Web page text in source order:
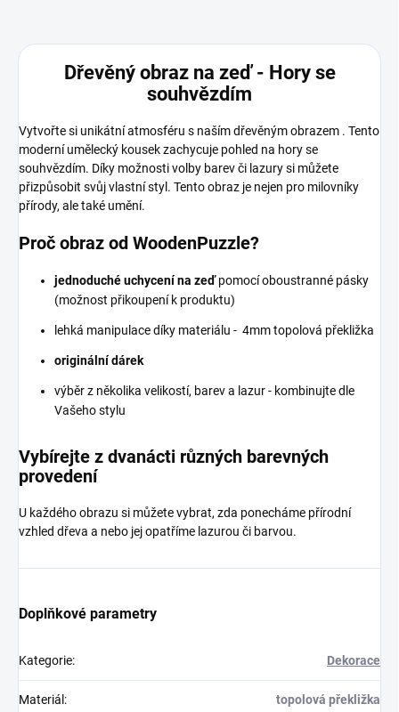
Dřevěný obraz na zeď - Hory se
souhvězdím
Vytvořte si unikátní atmosféru s naším dřevěným obrazem . Tento
moderní umělecký kousek zachycuje pohled na hory se
souhvězdím. Díky možnosti volby barev či lazury si můžete
přizpůsobit svůj vlastní styl. Tento obraz je nejen pro milovníky
přírody, ale také umění.
Proč obraz od WoodenPuzzle?
jednoduché uchycení na zeďpomocí oboustranné pásky
(možnost přikoupení k produktu)
lehká manipulace díky materiálu - 4mm topolová překližka
originální dárek
výběr z několika velikostí, barev a lazur - kombinujte dle
Vašeho stylu
Vybírejte z dvanácti různých barevných
provedení
U každého obrazu si můžete vybrat, zda ponecháme přírodní
vzhled dřeva a nebo jej opatříme lazurou či barvou.
Doplňkové parametry
Kategorie: Dekorace
Materiál : topolová překližka